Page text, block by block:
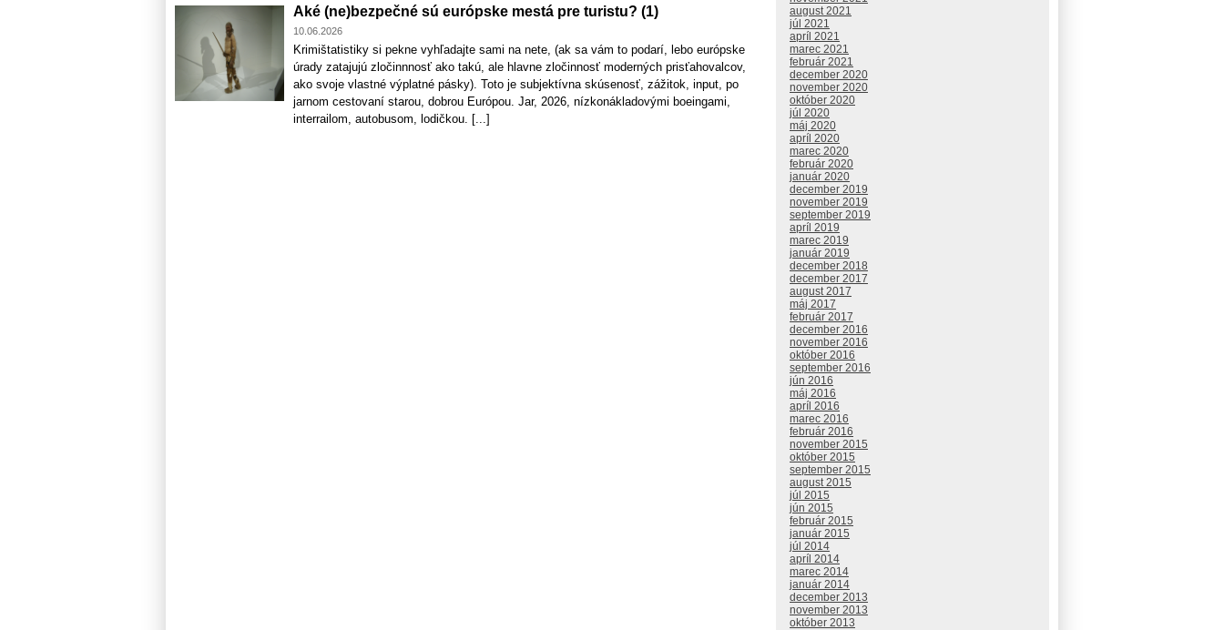
Aké (ne)bezpečné sú európske mestá pre turistu? (1)
10.06.2026
Krimištatistiky si pekne vyhľadajte sami na nete, (ak sa vám to podarí, lebo európske
úrady zatajujú zločinnnosť ako takú, ale hlavne zločinnosť moderných prisťahovalcov,
ako svoje vlastné výplatné pásky). Toto je subjektívna skúsenosť, zážitok, input, po
jarnom cestovaní starou, dobrou Európou. Jar, 2026, nízkonákladovými boeingami,
interrailom, autobusom, lodičkou. [...]
august 2021
júl 2021
apríl 2021
marec 2021
február 2021
december 2020
november 2020
október 2020
júl 2020
máj 2020
apríl 2020
marec 2020
február 2020
január 2020
december 2019
november 2019
september 2019
apríl 2019
marec 2019
január 2019
december 2018
december 2017
august 2017
máj 2017
február 2017
december 2016
november 2016
október 2016
september 2016
jún 2016
máj 2016
apríl 2016
marec 2016
február 2016
november 2015
október 2015
september 2015
august 2015
júl 2015
jún 2015
február 2015
január 2015
júl 2014
apríl 2014
marec 2014
január 2014
december 2013
november 2013
október 2013